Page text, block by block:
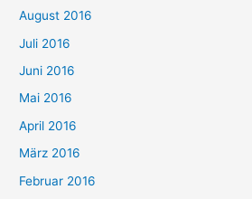
August 2016
Juli 2016
Juni 2016
Mai 2016
April 2016
März 2016
Februar 2016